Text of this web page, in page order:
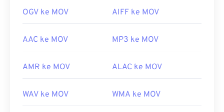
OGV ke MOV AIFF ke MOV
AAC ke MOV MP3 ke MOV
AMR ke MOV ALAC ke MOV
WAV ke MOV WMA ke MOV